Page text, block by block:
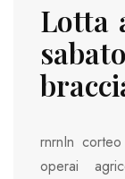
Lotta
rnrnIn
operai